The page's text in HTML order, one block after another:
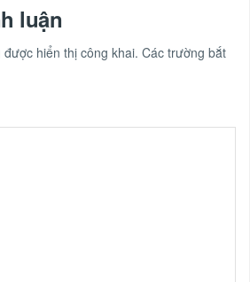
luận
hiển thị công khai. Các trường bắt